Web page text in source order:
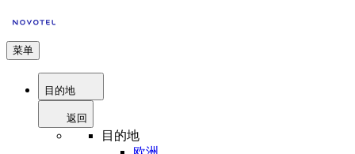
菜单
目的地
返回
目的地